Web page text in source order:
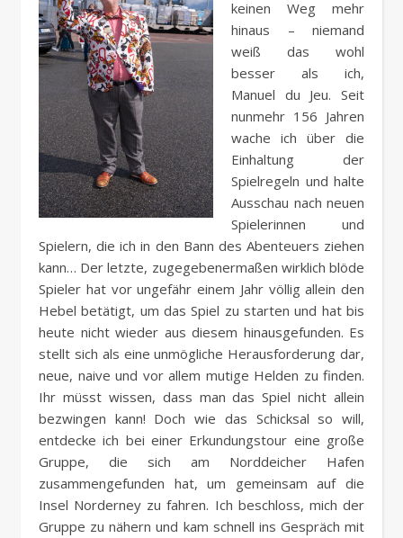
keinen Weg mehr
hinaus – niemand
weiß das wohl
besser als ich,
Manuel du Jeu. Seit
nunmehr 156 Jahren
wache ich über die
Einhaltung der
Spielregeln und halte
Ausschau nach neuen
Spielerinnen und
Spielern, die ich in den Bann des Abenteuers ziehen
kann… Der letzte, zugegebenermaßen wirklich blöde
Spieler hat vor ungefähr einem Jahr völlig allein den
Hebel betätigt, um das Spiel zu starten und hat bis
heute nicht wieder aus diesem hinausgefunden. Es
stellt sich als eine unmögliche Herausforderung dar,
neue, naive und vor allem mutige Helden zu finden.
Ihr müsst wissen, dass man das Spiel nicht allein
bezwingen kann! Doch wie das Schicksal so will,
entdecke ich bei einer Erkundungstour eine große
Gruppe, die sich am Norddeicher Hafen
zusammengefunden hat, um gemeinsam auf die
Insel Norderney zu fahren. Ich beschloss, mich der
Gruppe zu nähern und kam schnell ins Gespräch mit